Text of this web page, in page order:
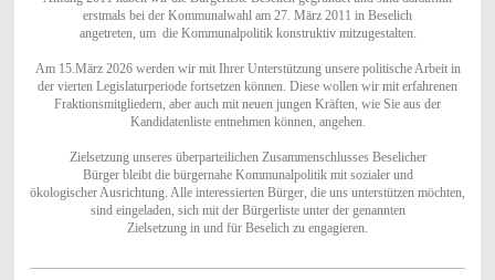
erstmals bei der Kommunalwahl am 27. März 2011 in Beselich
angetreten, um die Kommunalpolitik konstruktiv mitzugestalten.
Am 15.März 2026 werden wir mit Ihrer Unterstützung unsere politische Arbeit in
der vierten Legislaturperiode fortsetzen können. Diese wollen wir mit erfahrenen
Fraktionsmitgliedern, aber auch mit neuen jungen Kräften, wie Sie aus der
Kandidatenliste entnehmen können, angehen.
Zielsetzung unseres überparteilichen Zusammenschlusses Beselicher
Bürger bleibt die bürgernahe Kommunalpolitik mit sozialer und
ökologischer Ausrichtung. Alle interessierten Bürger, die uns unterstützen möchten,
sind eingeladen, sich mit der Bürgerliste unter der genannten
Zielsetzung in und für Beselich zu engagieren.